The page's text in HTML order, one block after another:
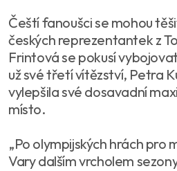
Čeští fanoušci se mohou
českých reprezentantek z
Frintová se pokusí
už své třetí vítězství, Petra
vylepšila své dosavadní
místo.
„Po olympijských hrách pro
Vary dalším vrcholem